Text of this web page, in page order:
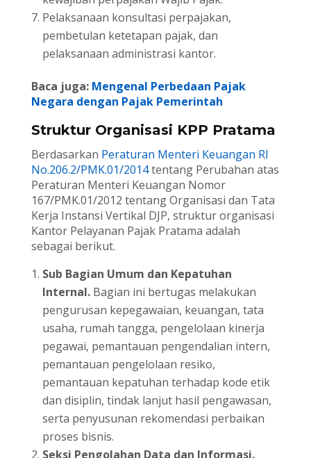
Pelaksanaan konsultasi perpajakan,
pembetulan ketetapan pajak, dan
pelaksanaan administrasi kantor.
Baca juga: Mengenal Perbedaan Pajak
Negara dengan Pajak Pemerintah
Struktur Organisasi KPP Pratama
Berdasarkan Peraturan Menteri Keuangan RI
No.206.2/PMK.01/2014tentang Perubahan atas
Peraturan Menteri Keuangan Nomor
167/PMK.01/2012 tentang Organisasi dan Tata
Kerja Instansi Vertikal DJP, struktur organisasi
Kantor Pelayanan Pajak Pratama adalah
sebagai berikut.
Sub Bagian Umum dan Kepatuhan
Internal.Bagian ini bertugas melakukan
pengurusan kepegawaian, keuangan, tata
usaha, rumah tangga, pengelolaan kinerja
pegawai, pemantauan pengendalian intern,
pemantauan pengelolaan resiko,
pemantauan kepatuhan terhadap kode etik
dan disiplin, tindak lanjut hasil pengawasan,
serta penyusunan rekomendasi perbaikan
proses bisnis.
Seksi Pengolahan Data dan Informasi.